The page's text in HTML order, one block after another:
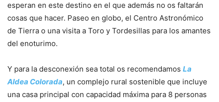
esperan en este destino en el que además no os faltarán
cosas que hacer. Paseo en globo, el Centro Astronómico
de Tierra o una visita a Toro y Tordesillas para los amantes
del enoturimo.
Y para la desconexión sea total os recomendamos La
Aldea Colorada, un complejo rural sostenible que incluye
una casa principal con capacidad máxima para 8 personas